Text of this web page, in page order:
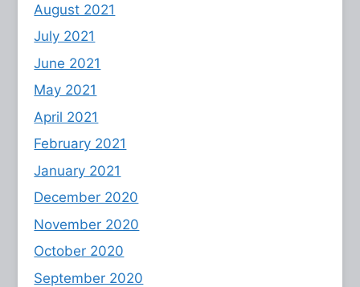
August 2021
July 2021
June 2021
May 2021
April 2021
February 2021
January 2021
December 2020
November 2020
October 2020
September 2020